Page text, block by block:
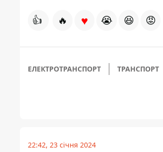
👍 🔥 ♥ 😭 😆 😡
ЕЛЕКТРОТРАНСПОРТ ТРАНСПОРТ
22:42, 23 січня 2024